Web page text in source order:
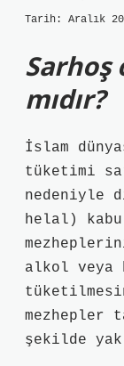
Tarih: Aralık
Sarhoş
mıdır?
İslam
tüketimi
nedeniyle
helal)
alkol veya
mezhepler
şekilde